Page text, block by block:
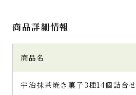
商品詳細情報
商品名
宇治抹茶焼き菓子3種14個詰合せ